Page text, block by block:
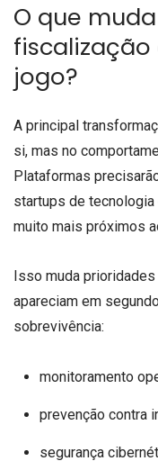
O que
jogo?
A principal
si, mas no
Plataformas
startups de
muito mais próximos
Isso muda
apareciam em
sobrevivência:
monitoramento
prevenção contra
segurança